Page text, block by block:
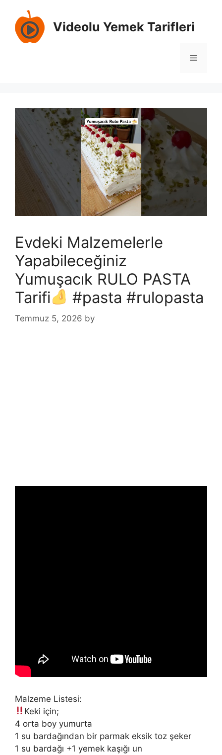
content
Videolu Yemek Tarifleri
Menu
Evdeki Malzemelerle
Yapabileceğiniz
Yumuşacık RULO PASTA
Tarifi
#pasta #rulopasta
Temmuz 5, 2026 by
Malzeme Listesi:
Keki için;
4 orta boy yumurta
1 su bardağından bir parmak eksik toz şeker
1 su bardağı +1 yemek kaşığı un